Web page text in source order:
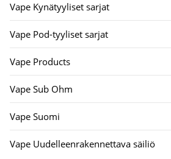
Vape Kynätyyliset sarjat
Vape Pod-tyyliset sarjat
Vape Products
Vape Sub Ohm
Vape Suomi
Vape Uudelleenrakennettava säiliö